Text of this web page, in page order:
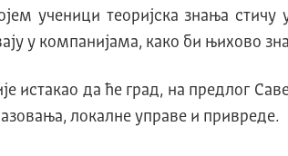
ученици теоријска знања
у компанијама, како би њихово
истакао да ће град, на предлог
локалне управе и привреде.